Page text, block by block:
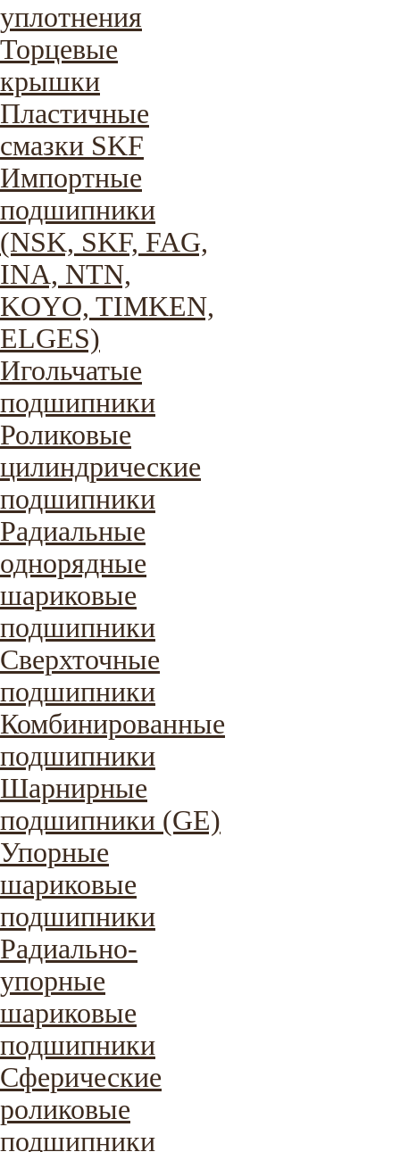
уплотнения
Торцевые
крышки
Пластичные
смазки SKF
Импортные
подшипники
(NSK, SKF, FAG,
INA, NTN,
KOYO, TIMKEN,
ELGES)
Игольчатые
подшипники
Роликовые
цилиндрические
подшипники
Радиальные
однорядные
шариковые
подшипники
Сверхточные
подшипники
Комбинированные
подшипники
Шарнирные
подшипники (GE)
Упорные
шариковые
подшипники
Радиально-
упорные
шариковые
подшипники
Сферические
роликовые
подшипники